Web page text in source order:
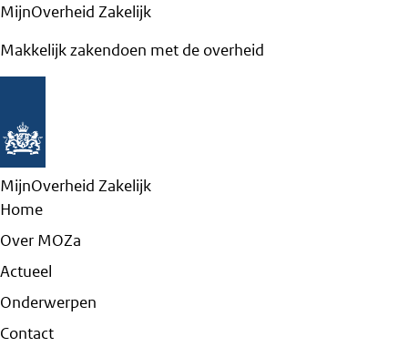
MijnOverheid Zakelijk
Makkelijk zakendoen met de overheid
MijnOverheid Zakelijk
Home
Over MOZa
Actueel
Onderwerpen
Contact